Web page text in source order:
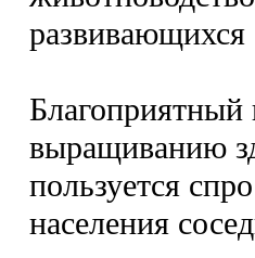
Благоприятный
выращиванию
пользуется
населения